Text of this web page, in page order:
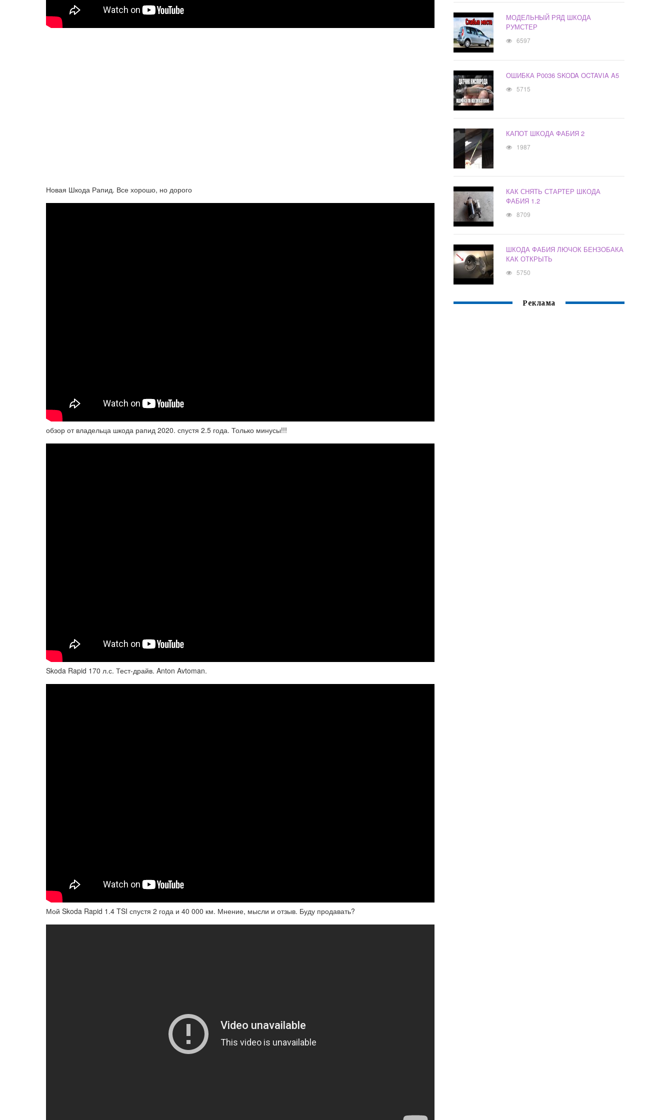
Новая Шкода Рапид. Все хорошо, но дорого
обзор от владельца шкода рапид 2020. спустя 2.5 года. Только минусы!!!
Skoda Rapid 170 л.с. Тест-драйв. Anton Avtoman.
Мой Skoda Rapid 1.4 TSI спустя 2 года и 40 000 км. Мнение, мысли и отзыв. Буду продавать?
МОДЕЛЬНЫЙ РЯД ШКОДА
РУМСТЕР
6597
ОШИБКА P0036 SKODA OCTAVIA A5
5715
КАПОТ ШКОДА ФАБИЯ 2
1987
КАК СНЯТЬ СТАРТЕР ШКОДА
ФАБИЯ 1.2
8709
ШКОДА ФАБИЯ ЛЮЧОК БЕНЗОБАКА
КАК ОТКРЫТЬ
5750
Реклама